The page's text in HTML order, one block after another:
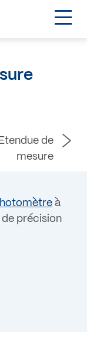
Etendue de
mesure
à
de précision